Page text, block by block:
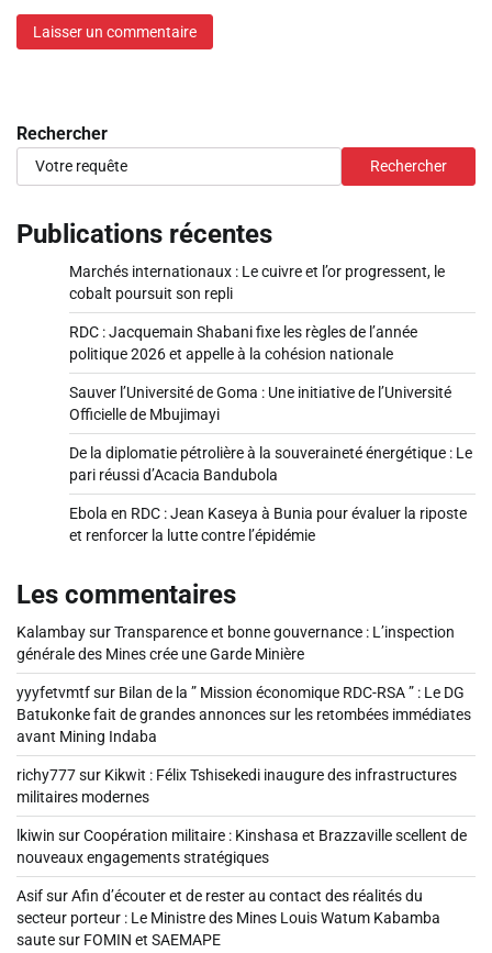
Rechercher
Rechercher
Publications récentes
Marchés internationaux : Le cuivre et l’or progressent, le
cobalt poursuit son repli
RDC : Jacquemain Shabani fixe les règles de l’année
politique 2026 et appelle à la cohésion nationale
Sauver l’Université de Goma : Une initiative de l’Université
Officielle de Mbujimayi
De la diplomatie pétrolière à la souveraineté énergétique : Le
pari réussi d’Acacia Bandubola
Ebola en RDC : Jean Kaseya à Bunia pour évaluer la riposte
et renforcer la lutte contre l’épidémie
Les commentaires
KalambaysurTransparence et bonne gouvernance : L’inspection
générale des Mines crée une Garde Minière
yyyfetvmtfsur Bilan de la ” Mission économique RDC-RSA ” : Le DG
Batukonke fait de grandes annonces sur les retombées immédiates
avant Mining Indaba
richy777sur Kikwit : Félix Tshisekedi inaugure des infrastructures
militaires modernes
lkiwin surCoopération militaire : Kinshasa et Brazzaville scellent de
nouveaux engagements stratégiques
AsifsurAfin d’écouter et de rester au contact des réalités du
secteur porteur : Le Ministre des Mines Louis Watum Kabamba
saute sur FOMIN et SAEMAPE